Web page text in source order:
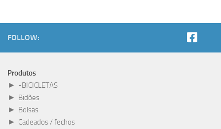
FOLLOW:
Produtos
► -BICICLETAS
► Bidões
► Bolsas
► Cadeados / fechos